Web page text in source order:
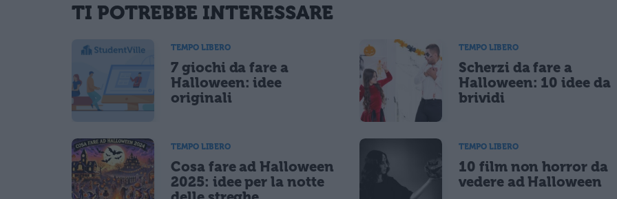
informativa privacy
. Pubblicando questo commento dai il consenso affinché un cookie salvi i tuoi dati (nome, email) per il prossimo commento.
Ho letto e acconsento l' informativa sulla privacy
Acconsento all'uso dei miei dati da parte di terzi per finalità di marketing diretto con modalità automatizzate o tradizionali
CONFERMA E PUBBLICA
TI POTREBBE INTERESSARE
TEMPO LIBERO
7 giochi da fare a
Halloween: idee
originali
TEMPO LIBERO
Scherzi da fare a
Halloween: 10 idee da
brividi
TEMPO LIBERO
Cosa fare ad Halloween
2025: idee per la notte
TEMPO LIBERO
10 film non horror da
vedere ad Halloween